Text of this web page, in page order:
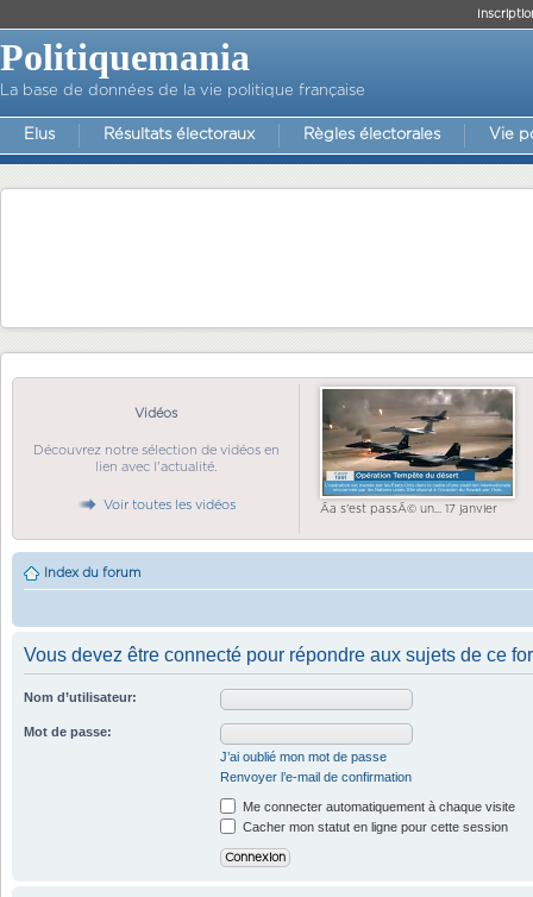
Politiquemania
La base de données de la vie politique française
Elus Résultats électoraux Règles électorales Vie
Vidéos
Découvrez notre sélection de vidéos en
lien avec l'actualité.
Voir toutes les vidéos Ãa s'est passÃ© un... 17 janvier
Index du forum
Vous devez être connecté pour répondre aux sujets de ce
Nom d’utilisateur:
Mot de passe:
J’ai oublié mon mot de passe
Renvoyer l’e-mail de confirmation
Me connecter automatiquement à chaque visite
Cacher mon statut en ligne pour cette session